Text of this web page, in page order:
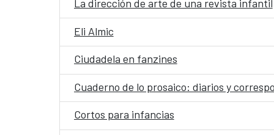
La dirección de arte de una revista infantil
Eli Almic
Ciudadela en fanzines
Cuaderno de lo prosaico: diarios y
Cortos para infancias